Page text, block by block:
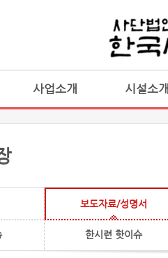
사업소개 시설소개
보도자료/성명서
한시련 핫이슈